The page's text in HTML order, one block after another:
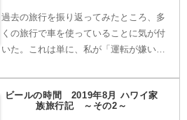
過去の旅行を振り返ってみたところ、多
くの旅行で車を使っていることに気が付
いた。これは単に、私が「運転が嫌いで
する事にはメリットがあるからだ。今回
は、そのメリットについて考えたい。車
で旅行することのメリット...
ビールの時間 2019年8月 ハワイ家
族旅行記 ～その2～